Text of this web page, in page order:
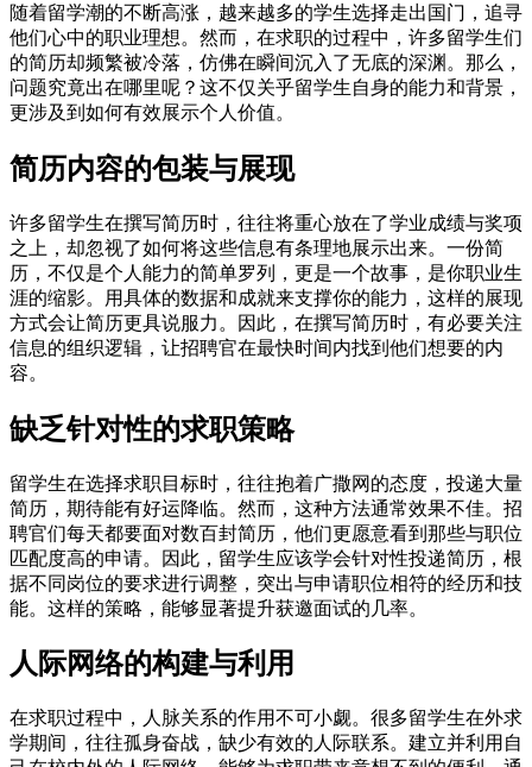
随着留学潮的不断高涨，越来越多的学生选择走出国门，追寻
他们心中的职业理想。然而，在求职的过程中，许多留学生们
的简历却频繁被冷落，仿佛在瞬间沉入了无底的深渊。那么，
问题究竟出在哪里呢？这不仅关乎留学生自身的能力和背景，
更涉及到如何有效展示个人价值。
简历内容的包装与展现
许多留学生在撰写简历时，往往将重心放在了学业成绩与奖项
之上，却忽视了如何将这些信息有条理地展示出来。一份简
历，不仅是个人能力的简单罗列，更是一个故事，是你职业生
涯的缩影。用具体的数据和成就来支撑你的能力，这样的展现
方式会让简历更具说服力。因此，在撰写简历时，有必要关注
信息的组织逻辑，让招聘官在最快时间内找到他们想要的内
容。
缺乏针对性的求职策略
留学生在选择求职目标时，往往抱着广撒网的态度，投递大量
简历，期待能有好运降临。然而，这种方法通常效果不佳。招
聘官们每天都要面对数百封简历，他们更愿意看到那些与职位
匹配度高的申请。因此，留学生应该学会针对性投递简历，根
据不同岗位的要求进行调整，突出与申请职位相符的经历和技
能。这样的策略，能够显著提升获邀面试的几率。
人际网络的构建与利用
在求职过程中，人脉关系的作用不可小觑。很多留学生在外求
学期间，往往孤身奋战，缺少有效的人际联系。建立并利用自